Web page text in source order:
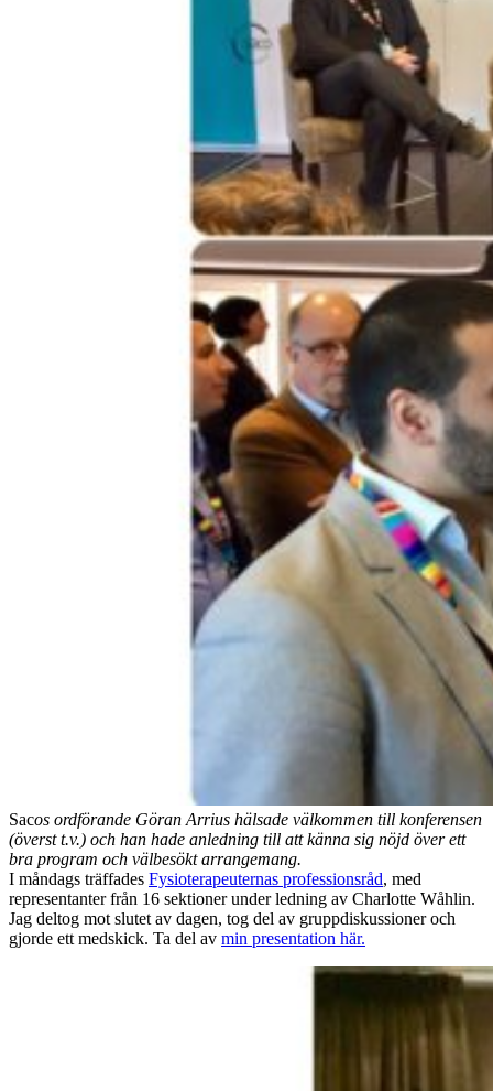
Sacos ordförande Göran Arrius hälsade välkommen till konferensen
(överst t.v.) och han hade anledning till att känna sig nöjd över ett
bra program och välbesökt arrangemang.
I måndags träffades Fysioterapeuternas professionsråd, med
representanter från 16 sektioner under ledning av Charlotte Wåhlin.
Jag deltog mot slutet av dagen, tog del av gruppdiskussioner och
gjorde ett medskick. Ta del av min presentation här.